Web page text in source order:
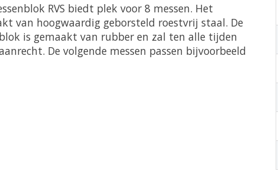
RVS biedt plek voor 8 messen. Het
van hoogwaardig geborsteld roestvrij staal. De
is gemaakt van rubber en zal ten alle tijden
De volgende messen passen bijvoorbeeld